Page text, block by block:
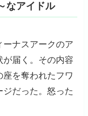
なアイドル
ーナスアークのア
が届く。その内容
を奪われたフワ
だった。怒った